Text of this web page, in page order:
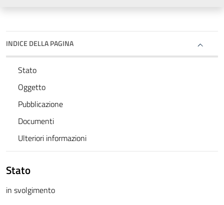
INDICE DELLA PAGINA
Stato
Oggetto
Pubblicazione
Documenti
Ulteriori informazioni
Stato
in svolgimento